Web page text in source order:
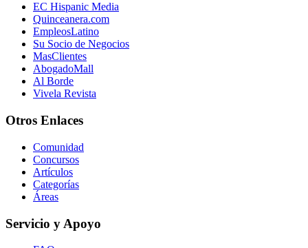
EC Hispanic Media
Quinceanera.com
EmpleosLatino
Su Socio de Negocios
MasClientes
AbogadoMall
Al Borde
Vivela Revista
Otros Enlaces
Comunidad
Concursos
Artículos
Categorías
Áreas
Servicio y Apoyo